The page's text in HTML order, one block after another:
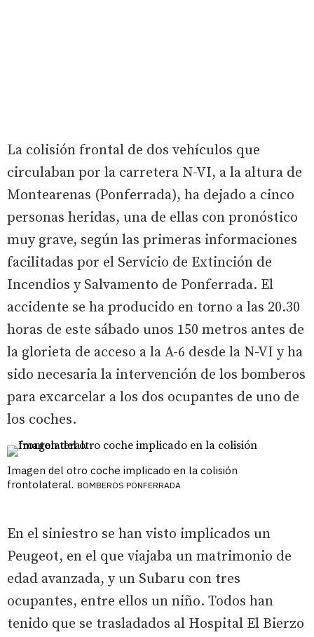
La colisión frontal de dos vehículos que
circulaban por la carretera N-VI, a la altura de
Montearenas (Ponferrada), ha dejado a cinco
personas heridas, una de ellas con pronóstico
muy grave, según las primeras informaciones
facilitadas por el Servicio de Extinción de
Incendios y Salvamento de Ponferrada. El
accidente se ha producido en torno a las 20.30
horas de este sábado unos 150 metros antes de
la glorieta de acceso a la A-6 desde la N-VI y ha
sido necesaria la intervención de los bomberos
para excarcelar a los dos ocupantes de uno de
los coches.
Imagen del otro coche implicado en la colisión
frontolateral. BOMBEROS PONFERRADA
En el siniestro se han visto implicados un
Peugeot, en el que viajaba un matrimonio de
edad avanzada, y un Subaru con tres
ocupantes, entre ellos un niño. Todos han
tenido que se trasladados al Hospital El Bierzo